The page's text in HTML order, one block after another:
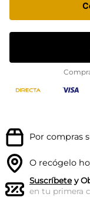
Por compras
O recógelo
Suscríbetey
en tu primera